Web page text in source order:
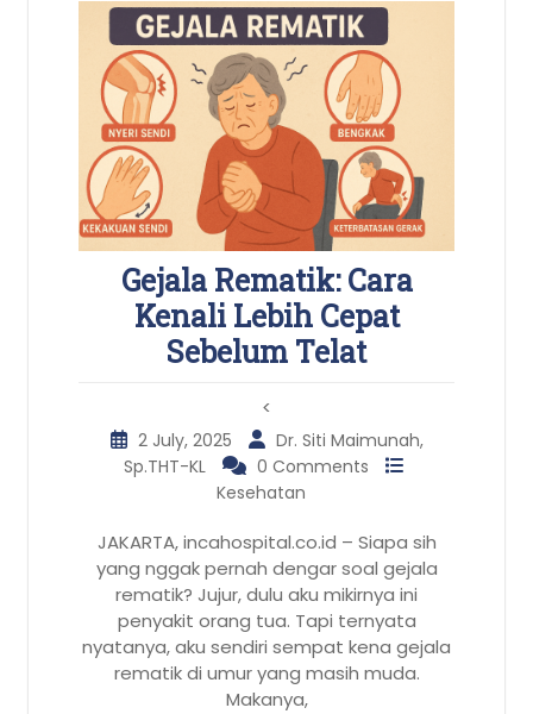
Gejala Rematik: Cara
Kenali Lebih Cepat
Sebelum Telat
<
2 July, 2025
Dr. Siti Maimunah,
Sp.THT-KL
0 Comments
Kesehatan
JAKARTA, incahospital.co.id – Siapa sih
yang nggak pernah dengar soal gejala
rematik? Jujur, dulu aku mikirnya ini
penyakit orang tua. Tapi ternyata
nyatanya, aku sendiri sempat kena gejala
rematik di umur yang masih muda.
Makanya,